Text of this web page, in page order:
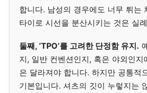
합니다. 남성의 경우에도 너무 튀는
타이로 시선을 분산시키는 것은 실
둘째, ‘TPO’를 고려한 단정함 유지.
지, 일반 컨벤션인지, 혹은 야외인지
은 달라져야 합니다. 하지만 공통적
기본입니다. 셔츠의 깃이 누렇지는